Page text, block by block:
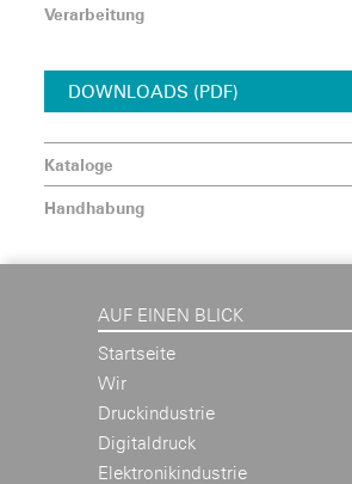
Verarbeitung
DOWNLOADS (PDF)
Kataloge
Handhabung
AUF EINEN BLICK
Startseite
Wir
Druckindustrie
Digitaldruck
Elektronikindustrie